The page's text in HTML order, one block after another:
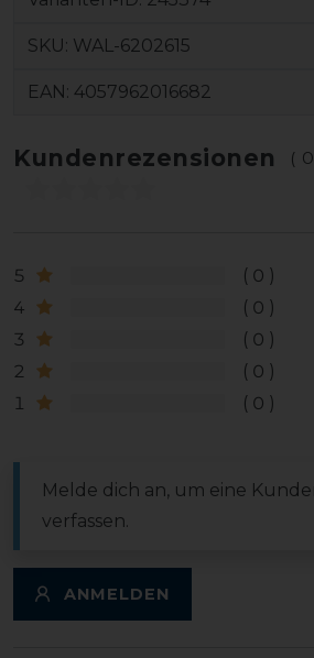
SKU: WAL-6202615
EAN: 4057962016682
Kundenrezensionen
5
0
4
0
3
0
2
0
1
0
Melde dich an, um eine
verfassen.
ANMELDEN